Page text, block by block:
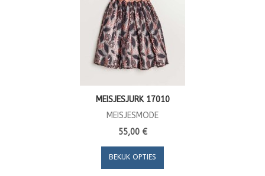
MEISJESJURK 17010
MEISJESMODE
55,00 €
BEKIJK OPTIES